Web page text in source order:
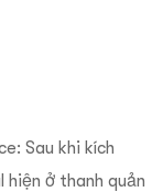
Sau khi kích
ở thanh quản